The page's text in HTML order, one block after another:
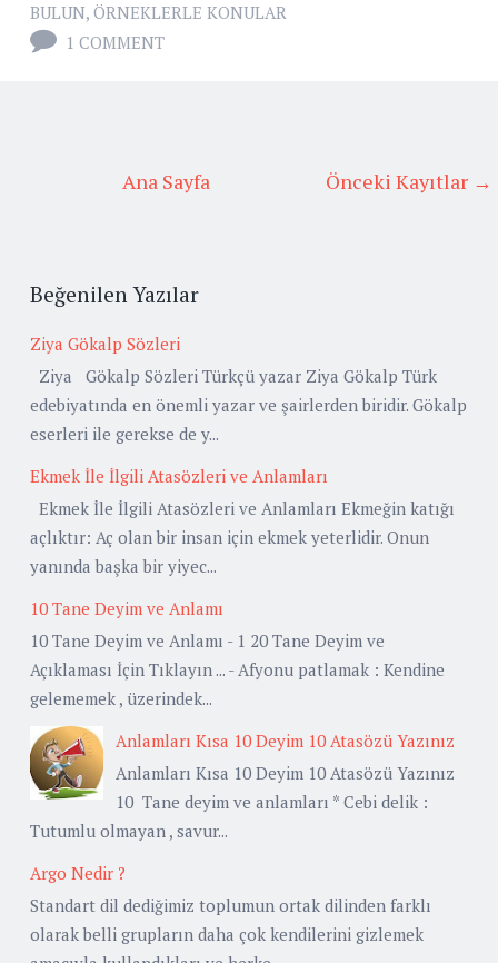
BULUN, ÖRNEKLERLE KONULAR
1 COMMENT
Önceki Kayıtlar →
Ana Sayfa
Beğenilen Yazılar
Ziya Gökalp Sözleri
Ziya Gökalp Sözleri Türkçü yazar Ziya Gökalp Türk
edebiyatında en önemli yazar ve şairlerden biridir. Gökalp
eserleri ile gerekse de y...
Ekmek İle İlgili Atasözleri ve Anlamları
Ekmek İle İlgili Atasözleri ve Anlamları Ekmeğin katığı
açlıktır: Aç olan bir insan için ekmek yeterlidir. Onun
yanında başka bir yiyec...
10 Tane Deyim ve Anlamı
10 Tane Deyim ve Anlamı - 1 20 Tane Deyim ve
Açıklaması İçin Tıklayın ... - Afyonu patlamak : Kendine
gelememek , üzerindek...
Anlamları Kısa 10 Deyim 10 Atasözü Yazınız
Anlamları Kısa 10 Deyim 10 Atasözü Yazınız
10 Tane deyim ve anlamları * Cebi delik :
Tutumlu olmayan , savur...
Argo Nedir ?
Standart dil dediğimiz toplumun ortak dilinden farklı
olarak belli grupların daha çok kendilerini gizlemek